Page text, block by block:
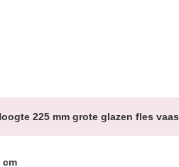
225 mm grote glazen fles vaas
cm